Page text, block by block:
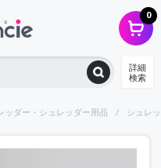
0
詳細
検索
ッダー・シュレッダー用品 シュレ